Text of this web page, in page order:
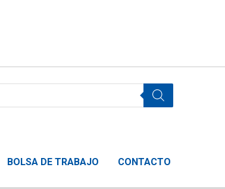
BOLSA DE TRABAJO CONTACTO